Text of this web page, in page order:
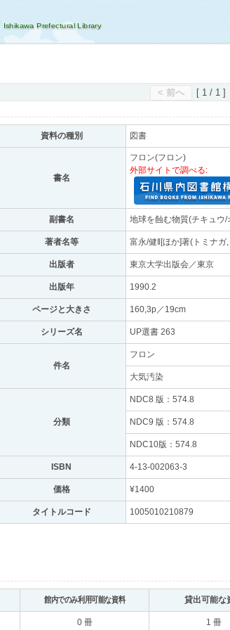
< 前へ [ 1 / 1 ]
資料の種別 図書
書名
フロン(フロン)
外部サイトで調べる:
副書名 地球を蝕む物質(チキュウ
著者名等 富永/健‖[ほか]著(トミナガ
出版者 東京大学出版会／東京
出版年 1990.2
ページと大きさ 160,3p／19cm
シリーズ名 UP選書 263
件名
フロン
大気汚染
分類
NDC8 版：574.8
NDC9 版：574.8
NDC10版：574.8
ISBN 4-13-002063-3
価格 ¥1400
タイトルコード 1005010210879
館内でのみ利用可能な資料 貸出可能な
0 冊 1 冊